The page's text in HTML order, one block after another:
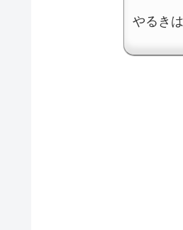
やるき